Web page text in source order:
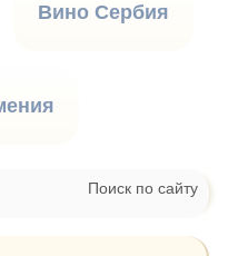
Вино Сербия
Поиск по сайту